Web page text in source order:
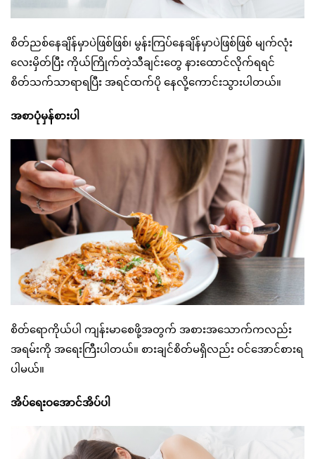
စိတ်ညစ်နေချိန်မှာပဲဖြစ်ဖြစ်၊ မွန်းကြပ်နေချိန်မှာပဲဖြစ်ဖြစ် မျက်လုံး
လေးမှိတ်ပြီး ကိုယ်ကြိုက်တဲ့သီချင်းတွေ နားထောင်လိုက်ရရင်
စိတ်သက်သာရာရပြီး အရင်ထက်ပို နေလို့ကောင်းသွားပါတယ်။
အစာပုံမှန်စားပါ
စိတ်ရောကိုယ်ပါ ကျန်းမာစေဖို့အတွက် အစားအသောက်ကလည်း
အရမ်းကို အရေးကြီးပါတယ်။ စားချင်စိတ်မရှိလည်း ဝင်အောင်စားရ
ပါမယ်။
အိပ်ရေးဝအောင်အိပ်ပါ